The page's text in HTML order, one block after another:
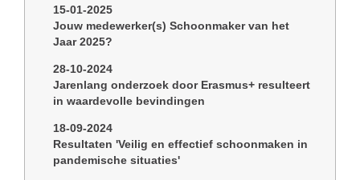
15-01-2025
Jouw medewerker(s) Schoonmaker van het
Jaar 2025?
28-10-2024
Jarenlang onderzoek door Erasmus+ resulteert
in waardevolle bevindingen
18-09-2024
Resultaten 'Veilig en effectief schoonmaken in
pandemische situaties'